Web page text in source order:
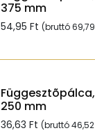
375 mm
54,95 Ft (bruttó69,79
250 mm
36,63 Ft (bruttó46,52